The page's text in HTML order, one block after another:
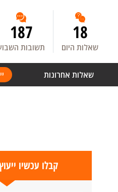
18
שאלות היום
187
תשובות
שאלות אחרונות
קבלו עכשיו